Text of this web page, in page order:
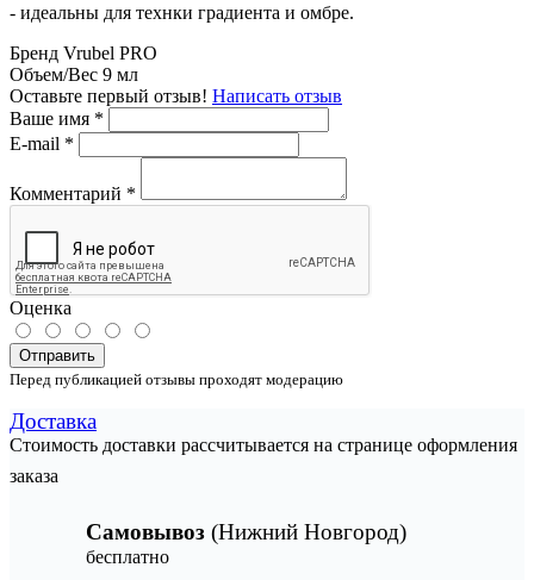
- идеальны для технки градиента и омбре.
Бренд Vrubel PRO
Объем/Вес 9 мл
Оставьте первый отзыв! Написать отзыв
Ваше имя *
E-mail *
Комментарий *
Оценка
Отправить
Перед публикацией отзывы проходят модерацию
Доставка
Стоимость доставки рассчитывается на странице оформления
заказа
Самовывоз (Нижний Новгород)
бесплатно